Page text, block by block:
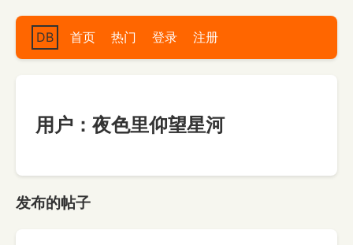
DB 首页 热门 登录 注册
用户：夜色里仰望星河
发布的帖子